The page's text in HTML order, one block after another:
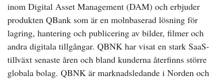
inom Digital Asset Management (DAM) och erbjuder
produkten QBank som är en molnbaserad lösning för
lagring, hantering och publicering av bilder, filmer och
andra digitala tillgångar. QBNK har visat en stark SaaS-
tillväxt senaste åren och bland kunderna återfinns större
globala bolag. QBNK är marknadsledande i Norden och